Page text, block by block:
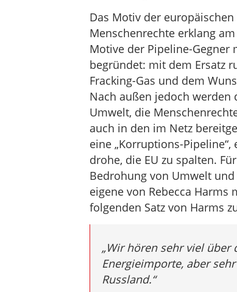
Das Motiv der
Menschenrechte erklang
Motive der Pipeline-
begründet: mit dem Ersatz
Fracking-Gas und dem
Nach außen jedoch
Umwelt, die
auch in den im Netz
eine „Korruptions-
drohe, die EU zu spalten.
Bedrohung von Umwelt
eigene von Rebecca
folgenden Satz von Harms
„Wir hören sehr viel über
Energieimporte, aber
Russland.“